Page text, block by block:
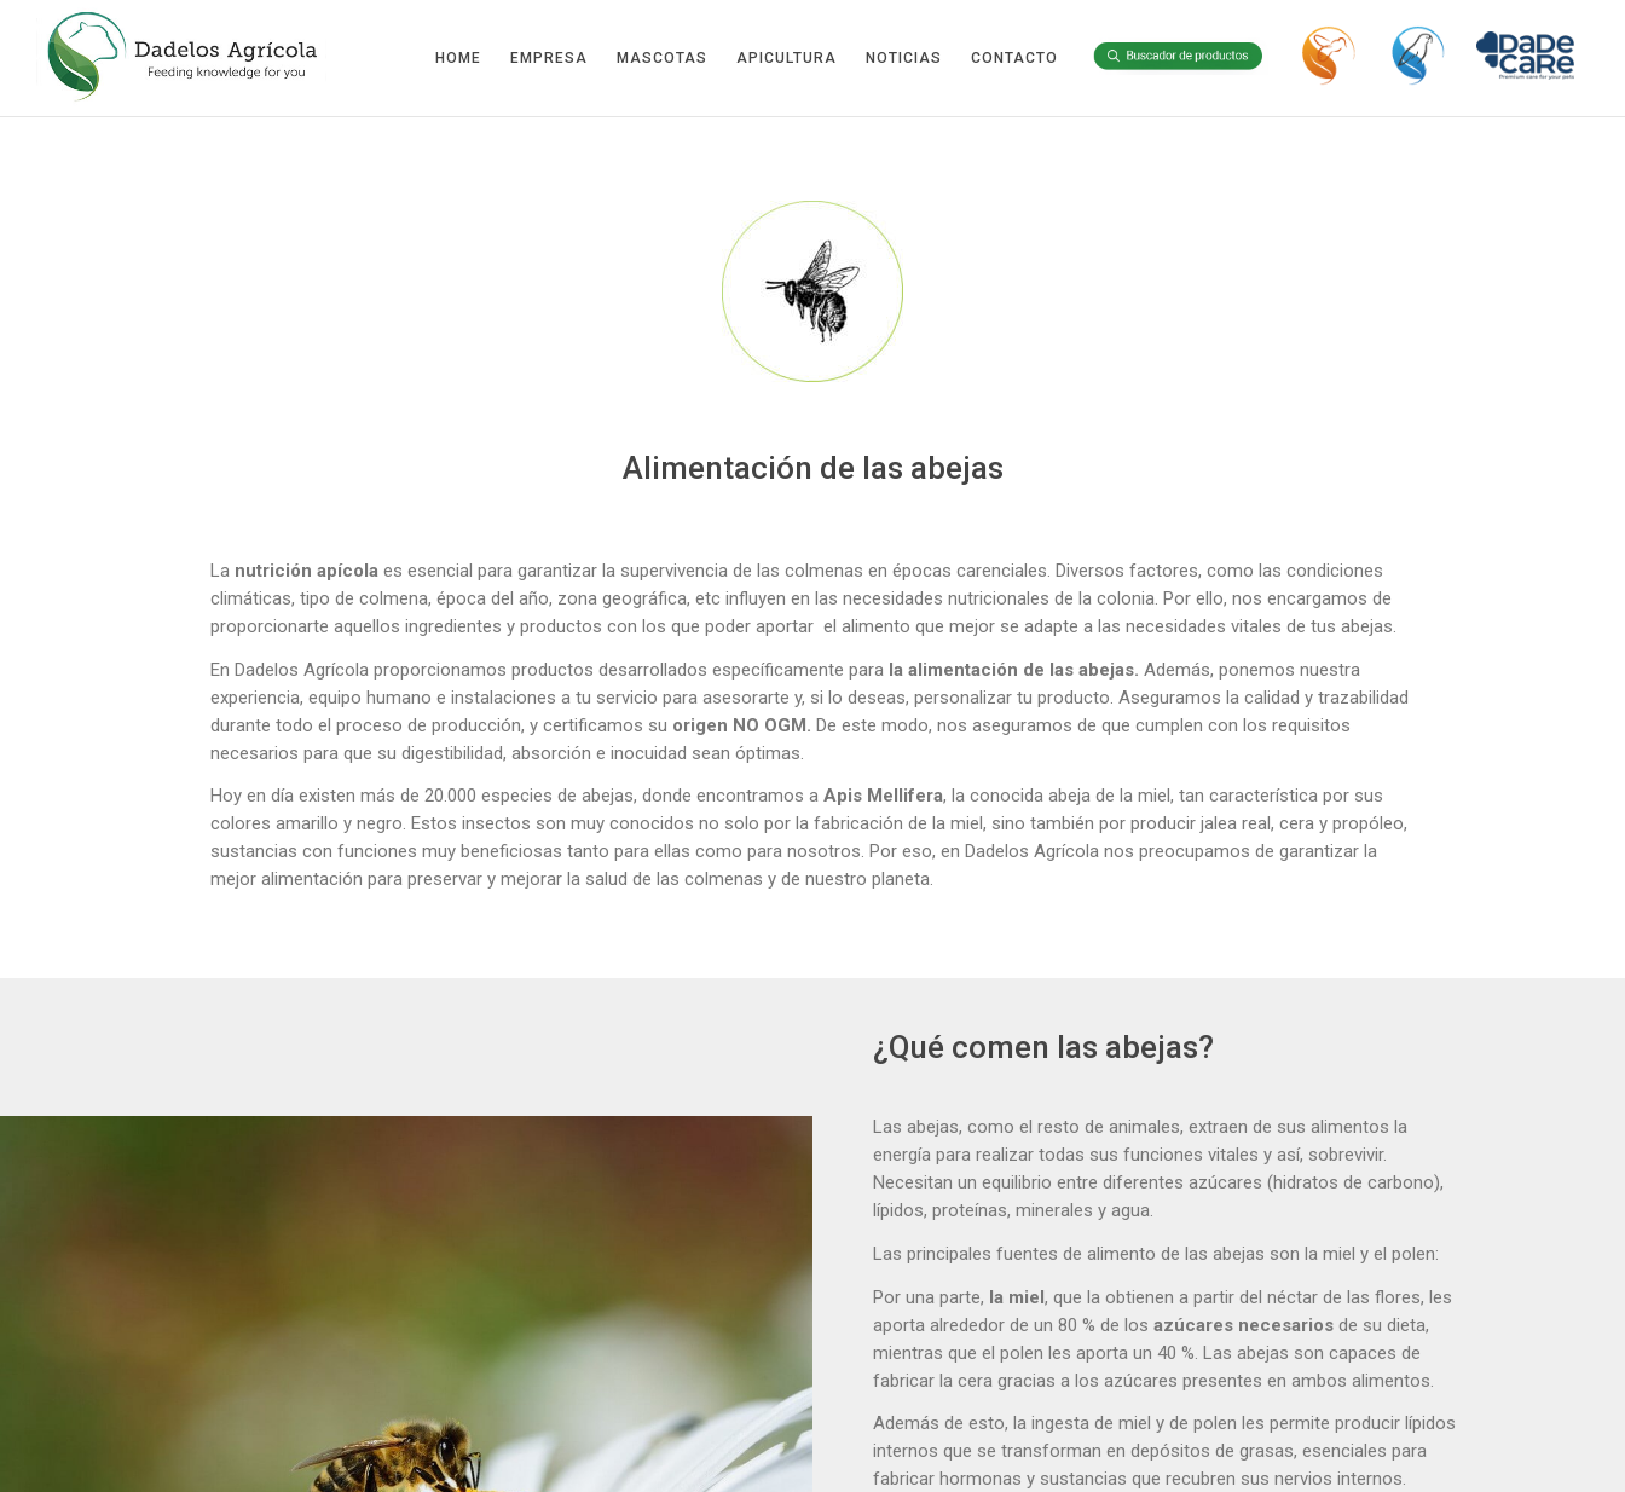
HOME EMPRESA MASCOTAS APICULTURA NOTICIAS CONTACTO
Alimentación de las abejas
La nutrición apícola es esencial para garantizar la supervivencia de las colmenas en épocas carenciales. Diversos factores, como las condiciones
climáticas, tipo de colmena, época del año, zona geográfica, etc influyen en las necesidades nutricionales de la colonia. Por ello, nos encargamos de
proporcionarte aquellos ingredientes y productos con los que poder aportar el alimento que mejor se adapte a las necesidades vitales de tus abejas.
En Dadelos Agrícola proporcionamos productos desarrollados específicamente para la alimentación de las abejas. Además, ponemos nuestra
experiencia, equipo humano e instalaciones a tu servicio para asesorarte y, si lo deseas, personalizar tu producto. Aseguramos la calidad y trazabilidad
durante todo el proceso de producción, y certificamos su origen NO OGM. De este modo, nos aseguramos de que cumplen con los requisitos
necesarios para que su digestibilidad, absorción e inocuidad sean óptimas.
Hoy en día existen más de 20.000 especies de abejas, donde encontramos a Apis Mellifera, la conocida abeja de la miel, tan característica por sus
colores amarillo y negro. Estos insectos son muy conocidos no solo por la fabricación de la miel, sino también por producir jalea real, cera y propóleo,
sustancias con funciones muy beneficiosas tanto para ellas como para nosotros. Por eso, en Dadelos Agrícola nos preocupamos de garantizar la
mejor alimentación para preservar y mejorar la salud de las colmenas y de nuestro planeta.
¿Qué comen las abejas?
Las abejas, como el resto de animales, extraen de sus alimentos la
energía para realizar todas sus funciones vitales y así, sobrevivir.
Necesitan un equilibrio entre diferentes azúcares (hidratos de carbono),
lípidos, proteínas, minerales y agua.
Las principales fuentes de alimento de las abejas son la miel y el polen:
Por una parte, la miel, que la obtienen a partir del néctar de las flores, les
aporta alrededor de un 80 % de los azúcares necesarios de su dieta,
mientras que el polen les aporta un 40 %. Las abejas son capaces de
fabricar la cera gracias a los azúcares presentes en ambos alimentos.
Además de esto, la ingesta de miel y de polen les permite producir lípidos
internos que se transforman en depósitos de grasas, esenciales para
fabricar hormonas y sustancias que recubren sus nervios internos.